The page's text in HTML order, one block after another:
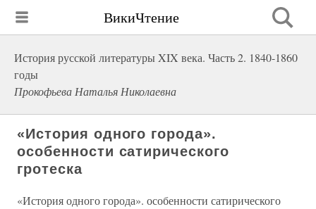
ВикиЧтение
История русской литературы XIX века. Часть 2. 1840-1860
годы
Прокофьева Наталья Николаевна
«История одного города».
особенности сатирического
гротеска
«История одного города». особенности сатирического